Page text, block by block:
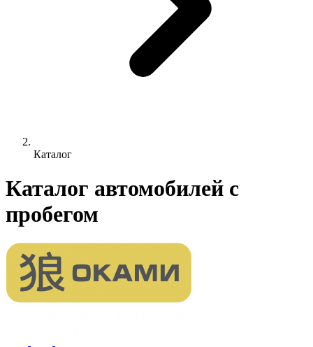
Каталог
Каталог автомобилей с
пробегом